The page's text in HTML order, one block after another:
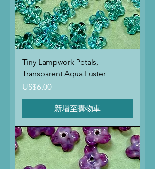
Tiny Lampwork Petals,
Transparent Aqua Luster
價格
US$6.00
新增至購物車